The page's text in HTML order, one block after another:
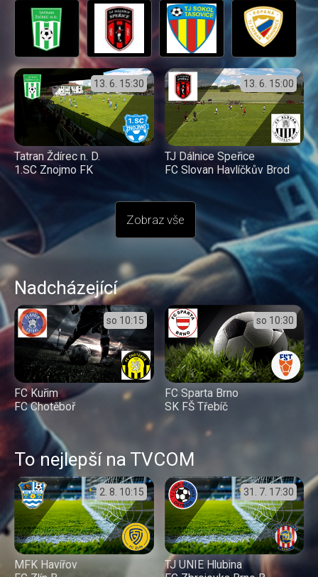
13. 6. 15:30
Tatran Ždírec n. D.
1.SC Znojmo FK
13. 6. 15:00
TJ Dálnice Speřice
FC Slovan Havlíčkův Brod
Zobraz vše
Nadcházející
so 10:15
FC Kuřim
FC Chotěboř
so 10:30
FC Sparta Brno
SK FŠ Třebíč
To nejlepší na TVCOM
2. 8. 10:15
MFK Havířov
31. 7. 17:30
TJ UNIE Hlubina